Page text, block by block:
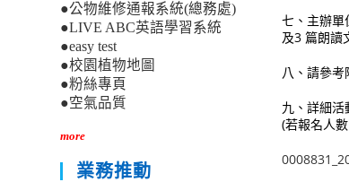
七、主辦單
及3 篇朗讀
八、請參
九、詳細
(若報名人
●公物維修通報系統(總務處)
●LIVE ABC英語學習系統
●easy test
●校園植物地圖
●粉絲專頁
●空氣品質
more
業務推動